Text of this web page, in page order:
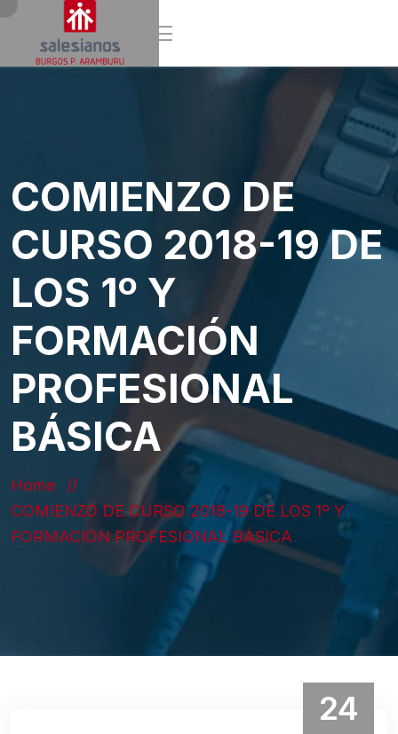
COMIENZO DE
CURSO 2018-19 DE
LOS 1º Y
FORMACIÓN
PROFESIONAL
BÁSICA
Home
COMIENZO DE CURSO 2018-19 DE LOS 1º Y
FORMACIÓN PROFESIONAL BÁSICA
24